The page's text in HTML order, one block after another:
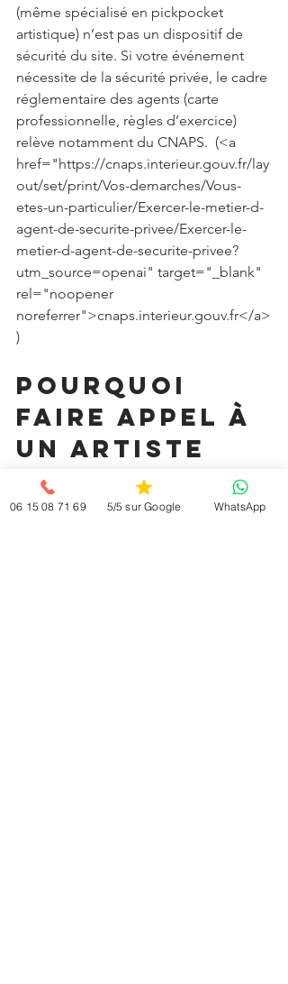
(même spécialisé en pickpocket
artistique) n’est pas un dispositif de
sécurité du site. Si votre événement
nécessite de la sécurité privée, le cadre
réglementaire des agents (carte
professionnelle, règles d’exercice)
relève notamment du CNAPS. (<a
href="https://cnaps.interieur.gouv.fr/lay
out/set/print/Vos-demarches/Vous-
etes-un-particulier/Exercer-le-metier-d-
agent-de-securite-privee/Exercer-le-
metier-d-agent-de-securite-privee?
utm_source=openai" target="_blank"
rel="noopener
noreferrer">cnaps.interieur.gouv.fr</a>
)
Pourquoi
faire appel à
un artiste
reconnu
change tout
06 15 08 71 69 5/5 sur Google WhatsApp